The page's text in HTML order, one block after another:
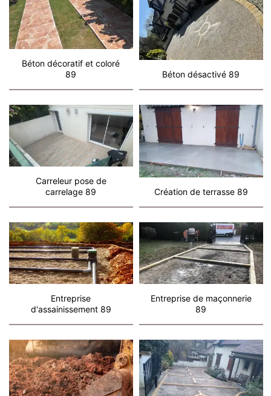
Béton décoratif et coloré
89
Béton désactivé 89
Carreleur pose de
carrelage 89
Création de terrasse 89
Entreprise
d'assainissement 89
Entreprise de maçonnerie
89